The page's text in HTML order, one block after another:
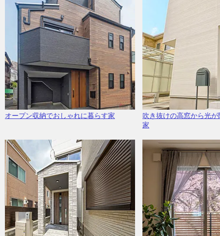
オープン収納でおしゃれに暮らす家
吹き抜けの高窓から光
家